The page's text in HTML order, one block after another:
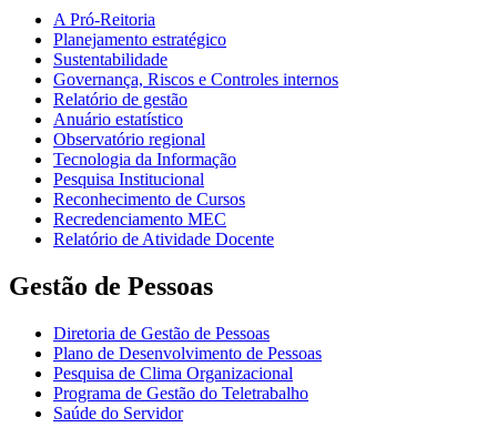
A Pró-Reitoria
Planejamento estratégico
Sustentabilidade
Governança, Riscos e Controles internos
Relatório de gestão
Anuário estatístico
Observatório regional
Tecnologia da Informação
Pesquisa Institucional
Reconhecimento de Cursos
Recredenciamento MEC
Relatório de Atividade Docente
Gestão de Pessoas
Diretoria de Gestão de Pessoas
Plano de Desenvolvimento de Pessoas
Pesquisa de Clima Organizacional
Programa de Gestão do Teletrabalho
Saúde do Servidor